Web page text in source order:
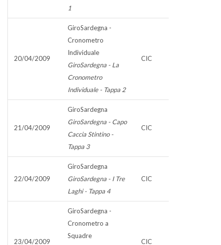
1
20/04/2009
GiroSardegna -
Cronometro
Individuale
GiroSardegna - La
Cronometro
Individuale - Tappa 2
CIC
21/04/2009
GiroSardegna
GiroSardegna - Capo
Caccia Stintino -
Tappa 3
CIC
22/04/2009
GiroSardegna
GiroSardegna - I Tre
Laghi - Tappa 4
CIC
23/04/2009
GiroSardegna -
Cronometro a
Squadre
CIC